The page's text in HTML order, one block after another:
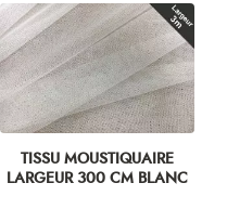
TISSU MOUSTIQUAIRE
LARGEUR 300 CM BLANC